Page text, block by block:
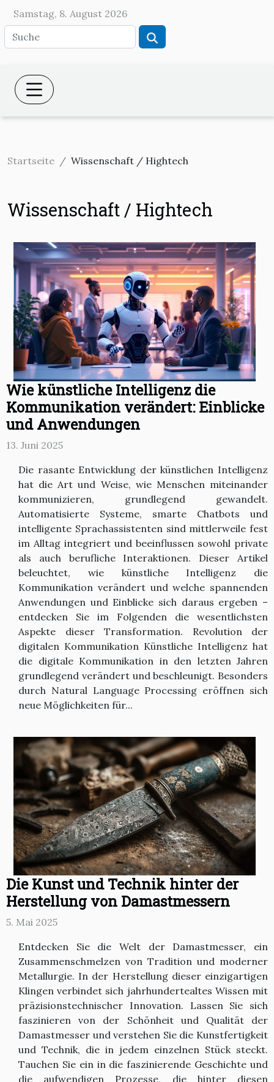
Samstag, 8. August 2026
Startseite Wissenschaft / Hightech
Wissenschaft / Hightech
Wie künstliche Intelligenz die
Kommunikation verändert: Einblicke
und Anwendungen
13. Juni 2025
Die rasante Entwicklung der künstlichen Intelligenz
hat die Art und Weise, wie Menschen miteinander
kommunizieren, grundlegend gewandelt.
Automatisierte Systeme, smarte Chatbots und
intelligente Sprachassistenten sind mittlerweile fest
im Alltag integriert und beeinflussen sowohl private
als auch berufliche Interaktionen. Dieser Artikel
beleuchtet, wie künstliche Intelligenz die
Kommunikation verändert und welche spannenden
Anwendungen und Einblicke sich daraus ergeben –
entdecken Sie im Folgenden die wesentlichsten
Aspekte dieser Transformation. Revolution der
digitalen Kommunikation Künstliche Intelligenz hat
die digitale Kommunikation in den letzten Jahren
grundlegend verändert und beschleunigt. Besonders
durch Natural Language Processing eröffnen sich
neue Möglichkeiten für...
Die Kunst und Technik hinter der
Herstellung von Damastmessern
5. Mai 2025
Entdecken Sie die Welt der Damastmesser, ein
Zusammenschmelzen von Tradition und moderner
Metallurgie. In der Herstellung dieser einzigartigen
Klingen verbindet sich jahrhundertealtes Wissen mit
präzisionstechnischer Innovation. Lassen Sie sich
faszinieren von der Schönheit und Qualität der
Damastmesser und verstehen Sie die Kunstfertigkeit
und Technik, die in jedem einzelnen Stück steckt.
Tauchen Sie ein in die faszinierende Geschichte und
die aufwendigen Prozesse, die hinter diesen